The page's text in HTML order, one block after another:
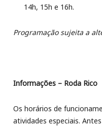
14h, 15h e 16h.
Programação sujeita a
Informações – Roda Rico
Os horários de
atividades especiais.